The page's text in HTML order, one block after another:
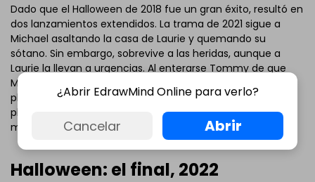
Dado que el Halloween de 2018 fue un gran éxito, resultó en
dos lanzamientos extendidos. La trama de 2021 sigue a
Michael asaltando la casa de Laurie y quemando su
sótano. Sin embargo, sobrevive a las heridas, aunque a
Laurie la llevan a urgencias. Al enterarse Tommy de que
Myers no está muerto, el grupo, incluyendo a Allyson,
planea una estrategia para acabar con él. Sin embargo, el
plan no va bien, y los espectadores son testigos de varias
muertes.
Halloween: el final, 2022
¿Abrir EdrawMind Online para verlo?
Cancelar Abrir